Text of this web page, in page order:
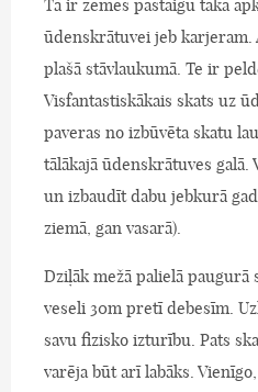
Tā ir zemes pastaigu taka
ūdenskrātuvei jeb karjeram.
plašā stāvlaukumā. Te ir
Visfantastiskākais skats uz
paveras no izbūvēta skatu
tālākajā ūdenskrātuves
un izbaudīt dabu jebkurā
ziemā, gan vasarā).
Dziļāk mežā palielā paugurā
veseli 30m pretī debesīm.
savu fizisko izturību. Pats
varēja būt arī labāks.